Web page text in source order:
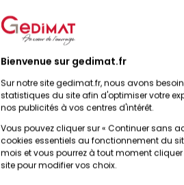
Bienvenue sur gedimat.fr
Sur notre site gedimat.fr, nous avons
statistiques du site afin d'optimiser votre
nos publicités à vos centres d'intérêt.
Vous pouvez cliquer sur « Continuer sans
cookies essentiels au fonctionnement du
mois et vous pourrez à tout moment
site pour modifier vos choix.